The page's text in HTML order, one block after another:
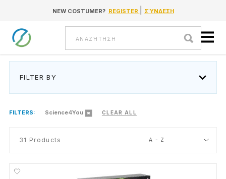
Go to contentNEW COSTUMER? REGISTER ΣΎΝΔΕΣΗ
Αναζήτηση
FILTER BY
FILTERS: Science4You CLEAR ALL
31 Products A - Z